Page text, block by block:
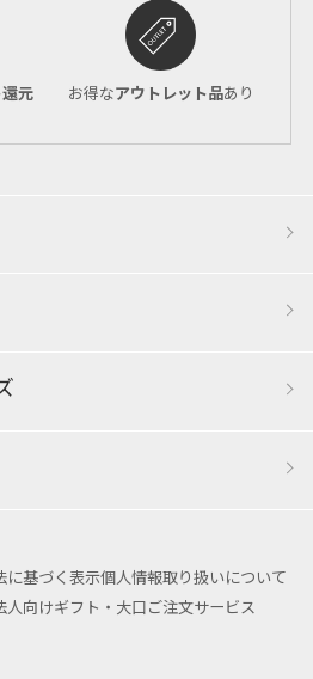
元 お得なアウトレット品あり
に基づく表示個人情報取り扱いについて
人向けギフト・大口ご注文サービス